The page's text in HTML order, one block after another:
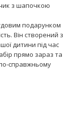
з шапочкою
подарунком
Він створений з
дитини під час
прямо зараз та
справжньому